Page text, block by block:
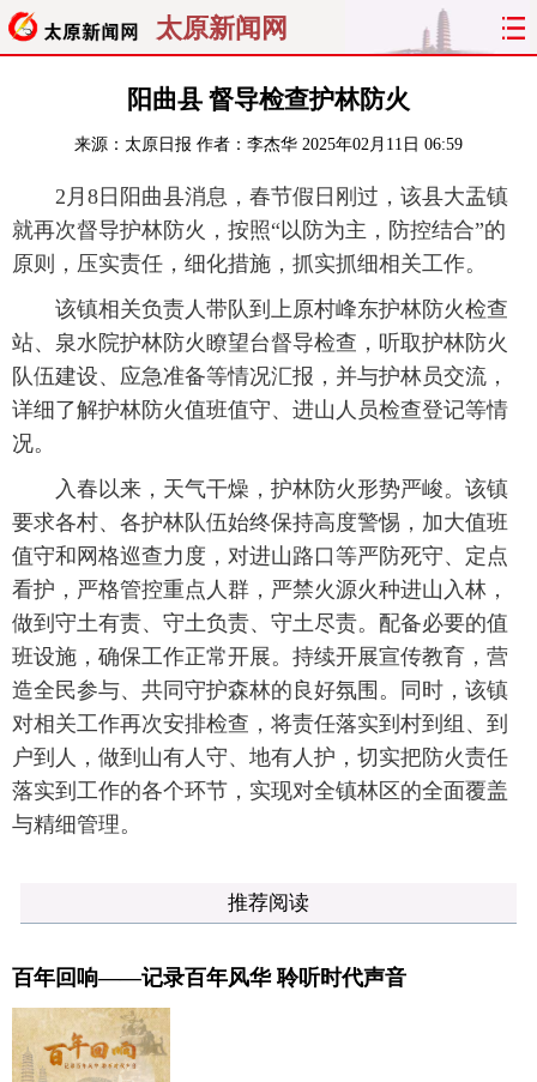
太原新闻网
聚焦 太原
经济 关注 文明 出行
纵横 曝光 综合 专题
旅游 理财 政务 教育
看天下 晋月读 最太原 网罗民生
太原日报 太原晚报 热评 社区
阳曲县 督导检查护林防火
来源： 太原日报 作者：李杰华 2025年02月11日 06:59
2月8日阳曲县消息，春节假日刚过，该县大盂镇
就再次督导护林防火，按照“以防为主，防控结合”的
原则，压实责任，细化措施，抓实抓细相关工作。
该镇相关负责人带队到上原村峰东护林防火检查
站、泉水院护林防火瞭望台督导检查，听取护林防火
队伍建设、应急准备等情况汇报，并与护林员交流，
详细了解护林防火值班值守、进山人员检查登记等情
况。
入春以来，天气干燥，护林防火形势严峻。该镇
要求各村、各护林队伍始终保持高度警惕，加大值班
值守和网格巡查力度，对进山路口等严防死守、定点
看护，严格管控重点人群，严禁火源火种进山入林，
做到守土有责、守土负责、守土尽责。配备必要的值
班设施，确保工作正常开展。持续开展宣传教育，营
造全民参与、共同守护森林的良好氛围。同时，该镇
对相关工作再次安排检查，将责任落实到村到组、到
户到人，做到山有人守、地有人护，切实把防火责任
落实到工作的各个环节，实现对全镇林区的全面覆盖
与精细管理。
推荐阅读
百年回响——记录百年风华 聆听时代声音